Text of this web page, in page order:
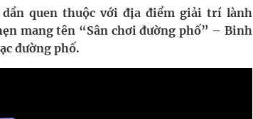
hàng giả và gian lận thương
quen thuộc với địa điểm giải trí lành
mang tên “Sân chơi đường phố” – Binh
đường phố.